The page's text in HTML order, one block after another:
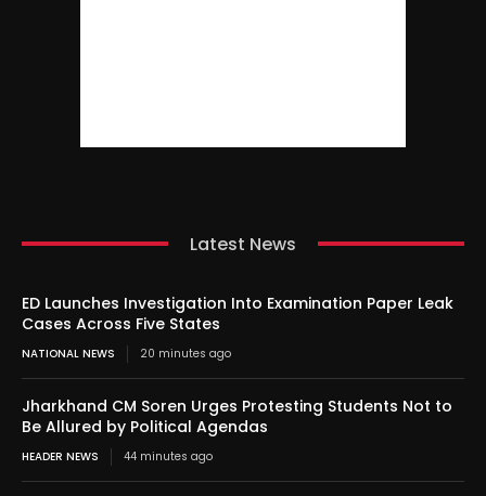
Latest News
ED Launches Investigation Into Examination Paper Leak
Cases Across Five States
NATIONAL NEWS 20 minutes ago
Jharkhand CM Soren Urges Protesting Students Not to
Be Allured by Political Agendas
HEADER NEWS 44 minutes ago